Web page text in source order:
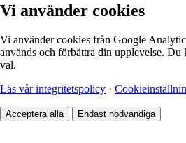
Vi använder cookies
Vi använder cookies från Google
används och förbättra din upplevelse. Du
val.
Läs vår integritetspolicy ·
Acceptera alla Endast nödvändiga